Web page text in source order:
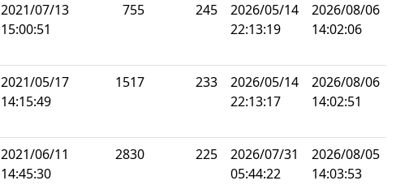
2021/07/13
15:00:51
755 245
2026/05/14
22:13:19
2026/08/06
14:02:06
2021/05/17
14:15:49
1517 233
2026/05/14
22:13:17
2026/08/06
14:02:51
2021/06/11
14:45:30
2830 225
2026/07/31
05:44:22
2026/08/05
14:03:53